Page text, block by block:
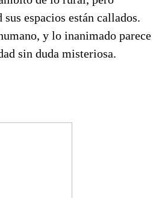
espacios están callados.
y lo inanimado parece
sin duda misteriosa.